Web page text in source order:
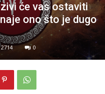
će vas ostaviti
ono što je dugo
2714 0